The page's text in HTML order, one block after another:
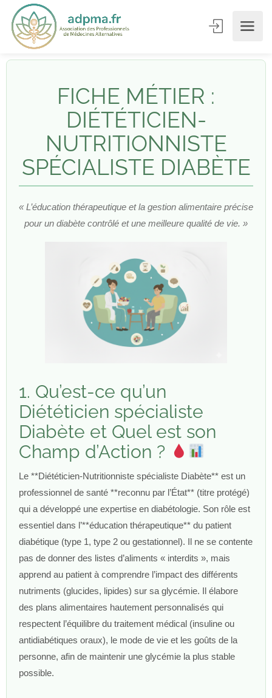
FICHE MÉTIER :
DIÉTÉTICIEN-
NUTRITIONNISTE
SPÉCIALISTE DIABÈTE
« L’éducation thérapeutique et la gestion alimentaire précise
pour un diabète contrôlé et une meilleure qualité de vie. »
1. Qu’est-ce qu’un
Diététicien spécialiste
Diabète et Quel est son
Champ d’Action ?
Le **Diététicien-Nutritionniste spécialiste Diabète** est un
professionnel de santé **reconnu par l’État** (titre protégé)
qui a développé une expertise en diabétologie. Son rôle est
essentiel dans l’**éducation thérapeutique** du patient
diabétique (type 1, type 2 ou gestationnel). Il ne se contente
pas de donner des listes d’aliments « interdits », mais
apprend au patient à comprendre l’impact des différents
nutriments (glucides, lipides) sur sa glycémie. Il élabore
des plans alimentaires hautement personnalisés qui
respectent l’équilibre du traitement médical (insuline ou
antidiabétiques oraux), le mode de vie et les goûts de la
personne, afin de maintenir une glycémie la plus stable
possible.